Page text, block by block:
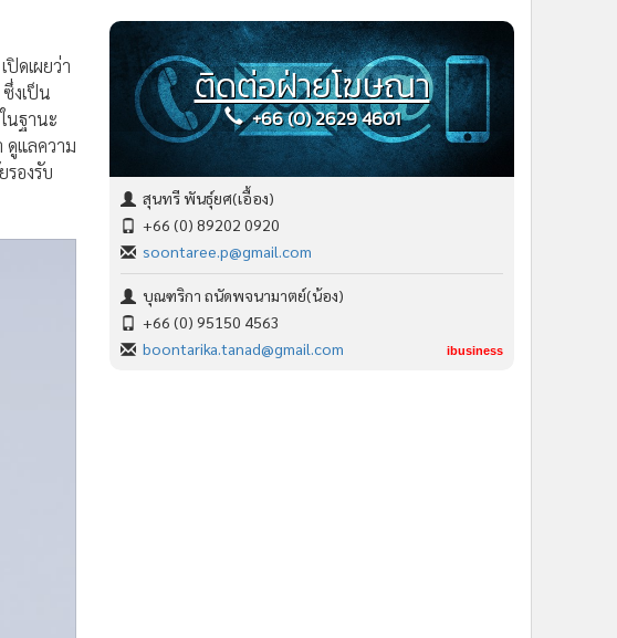
ดเผยว่า
งเป็น
นฐานะ
ดูแลความ
องรับ
ติดต่อฝ่ายโฆษณา
+66 (0) 2629 4601
สุนทรี พันธุ์ยศ(เอื้อง)
+66 (0) 89202 0920
soontaree.p@gmail.com
บุณฑริกา ถนัดพจนามาตย์(น้อง)
+66 (0) 95150 4563
boontarika.tanad@gmail.com
ibusiness